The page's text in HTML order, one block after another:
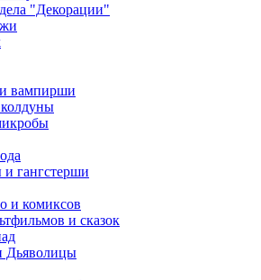
"Декорации"
вампирши
и гангстерши
и комиксов
и сказок
Дьяволицы